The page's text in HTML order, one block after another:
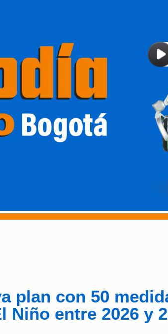
plan con 50
Niño entre 2026 y